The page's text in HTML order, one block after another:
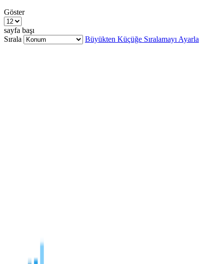
Göster
sayfa başı
Sırala
Büyükten Küçüğe Sıralamayı Ayarla